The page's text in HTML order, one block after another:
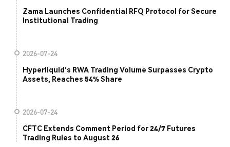
Zama Launches Confidential RFQ Protocol for Secure
Institutional Trading
2026-07-24
Hyperliquid's RWA Trading Volume Surpasses Crypto
Assets, Reaches 54% Share
2026-07-24
CFTC Extends Comment Period for 24/7 Futures
Trading Rules to August 26